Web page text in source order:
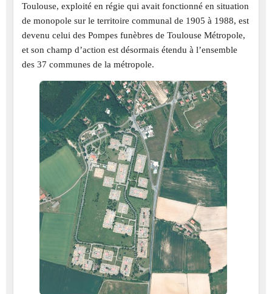
Toulouse, exploité en régie qui avait fonctionné en situation
de monopole sur le territoire communal de 1905 à 1988, est
devenu celui des Pompes funèbres de Toulouse Métropole,
et son champ d’action est désormais étendu à l’ensemble
des 37 communes de la métropole.